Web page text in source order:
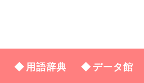
用語辞典 データ館